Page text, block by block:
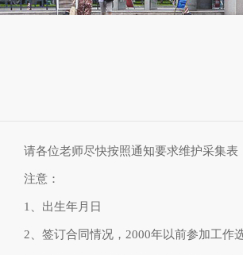
请各位老师尽快按照通知要求维护采集
注意：
1、出生年月日
2、签订合同情况，2000年以前参加工作